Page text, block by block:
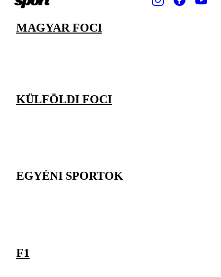
MAGYAR FOCI
KÜLFÖLDI FOCI
EGYÉNI SPORTOK
F1